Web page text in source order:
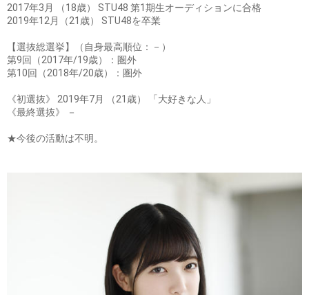
2017年3月 （18歳） STU48 第1期生オーディションに合格
2019年12月（21歳） STU48を卒業
【選抜総選挙】（自身最高順位：－）
第9回（2017年/19歳）：圏外
第10回（2018年/20歳）：圏外
《初選抜》 2019年7月 （21歳） 「大好きな人」
《最終選抜》 －
★今後の活動は不明。